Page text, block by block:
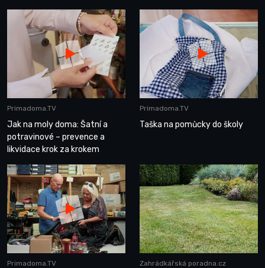
Primadoma.TV
Jak na moly doma: Šatní a
potravinové – prevence a
likvidace krok za krokem
Primadoma.TV
Taška na pomůcky do školy
Primadoma.TV Zahrádkářská poradna.cz